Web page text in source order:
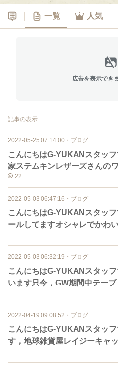
一覧 人気
広告を表示でき
記事の表示
2022-05-25 07:14:00 ・ ブログ
こんにちはG-YUKANスタッ
家ステムキンレザーズさんの
22
2022-05-03 06:47:16 ・ ブログ
こんにちはG-YUKANスタッ
ールしてますオシャレでかわ
2022-05-03 06:32:19 ・ ブログ
こんにちはG-YUKANスタッ
います只今，GW期間中テーブ
2022-04-19 09:08:52 ・ ブログ
こんにちはG-YUKANスタッ
す，地球雑貨屋レイジーキャ